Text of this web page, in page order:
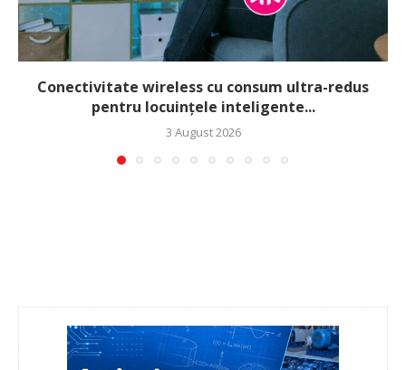
Conectivitate wireless cu consum ultra-redus
pentru locuințele inteligente...
3 August 2026